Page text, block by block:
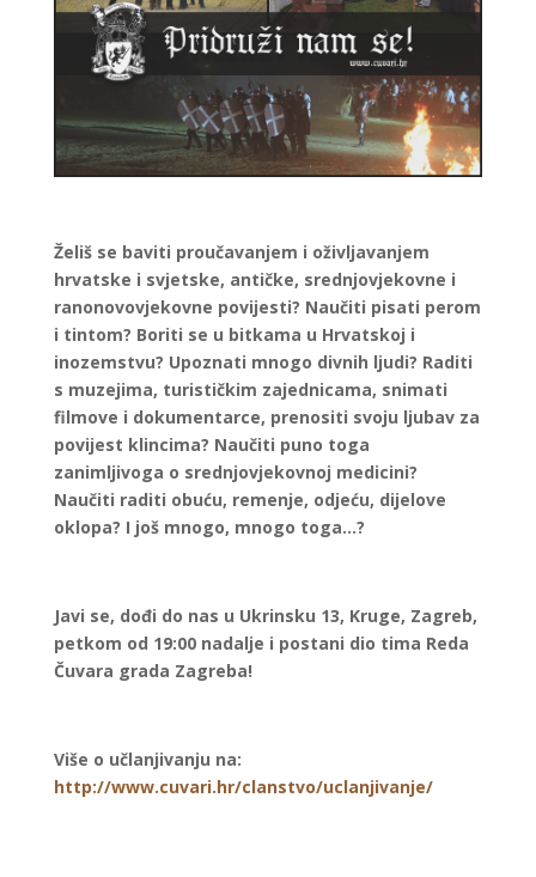
Želiš se baviti proučavanjem i oživljavanjem
hrvatske i svjetske, antičke, srednjovjekovne i
ranonovovjekovne povijesti? Naučiti pisati perom
i tintom? Boriti se u bitkama u Hrvatskoj i
inozemstvu? Upoznati mnogo divnih ljudi? Raditi
s muzejima, turističkim zajednicama, snimati
filmove i dokumentarce, prenositi svoju ljubav za
povijest klincima? Naučiti puno toga
zanimljivoga o srednjovjekovnoj medicini?
Naučiti raditi obuću, remenje, odjeću, dijelove
oklopa? I još mnogo, mnogo toga…?
Javi se, dođi do nas u Ukrinsku 13, Kruge, Zagreb,
petkom od 19:00 nadalje i postani dio tima Reda
Čuvara grada Zagreba!
Više o učlanjivanju na:
http://www.cuvari.hr/clanstvo/uclanjivanje/